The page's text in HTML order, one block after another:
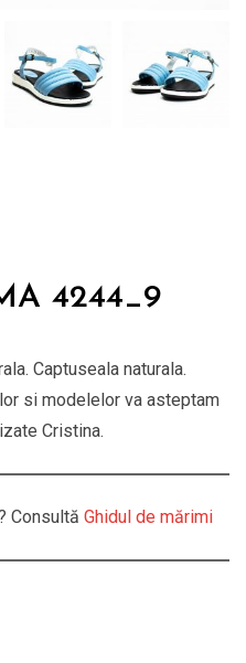
4244_9
Captuseala naturala.
si modelelor va asteptam
Cristina.
Consultă Ghidul de mărimi